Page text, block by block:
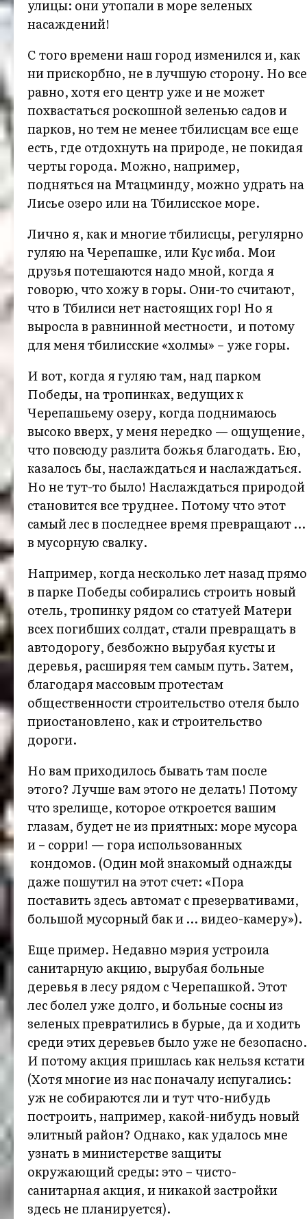
улицы: они утопали в море зеленых
насаждений!
С того времени наш город изменился и, как
ни прискорбно, не в лучшую сторону. Но все
равно, хотя его центр уже и не может
похвастаться роскошной зеленью садов и
парков, но тем не менее тбилисцам все еще
есть, где отдохнуть на природе, не покидая
черты города. Можно, например,
подняться на Мтацминду, можно удрать на
Лисье озеро или на Тбилисское море.
Лично я, как и многие тбилисцы, регулярно
гуляю на Черепашке, илиКус тба. Мои
друзья потешаются надо мной, когда я
говорю, что хожу в горы. Они-то считают,
что в Тбилиси нет настоящих гор! Но я
выросла в равнинной местности, и потому
для меня тбилисские «холмы» – уже горы.
И вот, когда я гуляю там, над парком
Победы, на тропинках, ведущих к
Черепашьему озеру, когда поднимаюсь
высоко вверх, у меня нередко — ощущение,
что повсюду разлита божья благодать. Ею,
казалось бы, наслаждаться и наслаждаться.
Но не тут-то было! Наслаждаться природой
становится все труднее. Потому что этот
самый лес в последнее время превращают …
в мусорную свалку.
Например, когда несколько лет назад прямо
в парке Победы собирались строить новый
отель, тропинку рядом со статуей Матери
всех погибших солдат, стали превращать в
автодорогу, безбожно вырубая кусты и
деревья, расширяя тем самым путь. Затем,
благодаря массовым протестам
общественности строительство отеля было
приостановлено, как и строительство
дороги.
Но вам приходилось бывать там после
этого? Лучше вам этого не делать! Потому
что зрелище, которое откроется вашим
глазам, будет не из приятных: море мусора
и – сорри! — гора использованных
кондомов. (Один мой знакомый однажды
даже пошутил на этот счет: «Пора
поставить здесь автомат с презервативами,
большой мусорный бак и … видео-камеру»).
Еще пример. Недавно мэрия устроила
санитарную акцию, вырубая больные
деревья в лесу рядом с Черепашкой. Этот
лес болел уже долго, и больные сосны из
зеленых превратились в бурые, да и ходить
среди этих деревьев было уже не безопасно.
И потому акция пришлась как нельзя кстати
(Хотя многие из нас поначалу испугались:
уж не собираются ли и тут что-нибудь
построить, например, какой-нибудь новый
элитный район? Однако, как удалось мне
узнать в министерстве защиты
окружающий среды: это – чисто-
санитарная акция, и никакой застройки
здесь не планируется).